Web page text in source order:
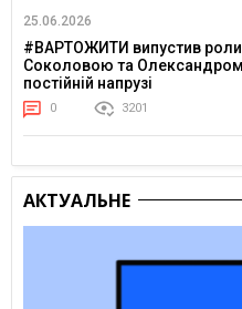
25.06.2026
#ВАРТОЖИТИ випустив
Соколовою та
постійній напрузі
0 3201
АКТУАЛЬНЕ